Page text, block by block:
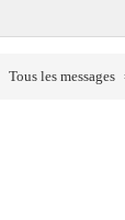
Tous les messages